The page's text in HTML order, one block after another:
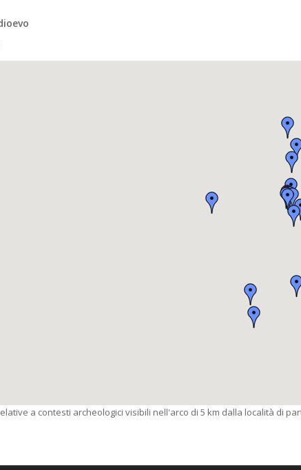
a contesti archeologici visibili nell'arco di 5 km dalla località di